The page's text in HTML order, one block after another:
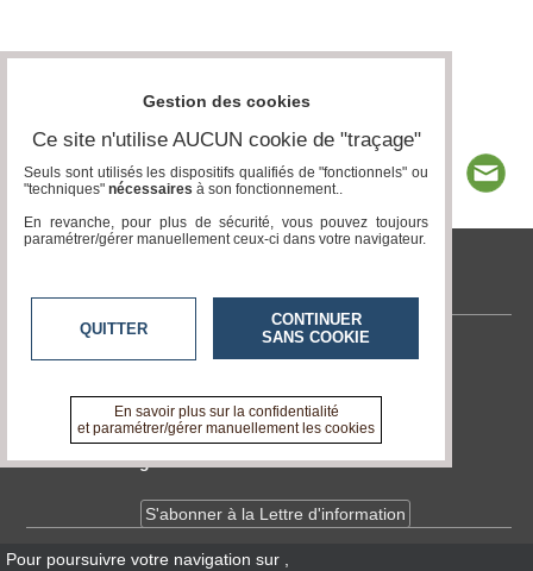
tvlocale.fr
Contactez-nous
A propos de tvlocale.fr
Devenir délégué
S'abonner à la Lettre d'information
Pour poursuivre votre navigation sur
Gestion des cookies
Ce site n'utilise AUCUN cookie de "traçage"
Seuls sont utilisés les dispositifs qualifiés de "fonctionnels" ou
"techniques" nécessaires à son fonctionnement..
En revanche, pour plus de sécurité, vous pouvez toujours
paramétrer/gérer manuellement ceux-ci dans votre navigateur.
QUITTER
CONTINUER
SANS COOKIE
En savoir plus sur la confidentialité
et paramétrer/gérer manuellement les cookies